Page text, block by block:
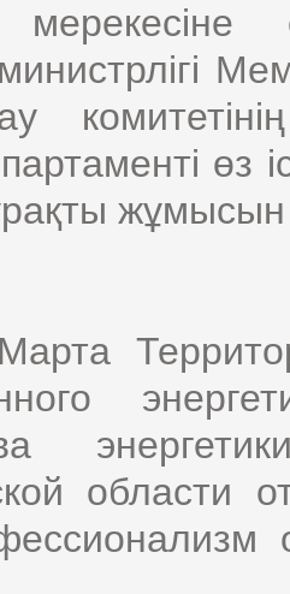
өз
жұмысын
области